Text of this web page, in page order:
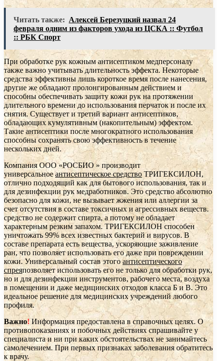
Читать также: Алексей Березуцкий назвал 24
февраля одним из факторов ухода из ЦСКА :: Футбол
:: РБК Спорт
При обработке рук кожным антисептиком медперсоналу
также важно учитывать длительность эффекта. Некоторые
средства эффективны лишь короткое время после нанесения,
другие же обладают пролонгированным действием и
способны обеспечивать защиту кожи рук на протяжении
длительного времени до использования перчаток и после их
снятия. Существует и третий вариант антисептиков,
обладающих кумулятивным (накопительным) эффектом.
Такие антисептики после многократного использования
способны сохранять свою эффективность в течение
нескольких дней.
Компания ООО «РОСБИО » производит
универсальноеантисептическое средствоТРИГЕКСИЛОН,
отлично подходящий как для бытового использования, так и
для дезинфекции рук медработников. Это средство абсолютно
безопасно для кожи, не вызывает жжения или аллергии за
счет отсутствия в составе токсичных и агрессивных веществ.
средство не содержит спирта, а потому не обладает
характерным резким запахом. ТРИГЕКСИЛОН способен
уничтожать 99% всех известных бактерий и вирусов. В
составе препарата есть вещества, ускоряющие заживление
ран, что позволяет использовать его даже при повреждении
кожи. Универсальный состав этогоантисептического
спреяпозволяет использовать его не только для обработки рук,
но и для дезинфекции инструментов, рабочего места, воздуха
в помещении и даже медицинских отходов класса Б и В. Это
идеальное решение для медицинских учреждений любого
профиля.
Важно!Информация предоставлена в справочных целях. О
противопоказаниях и побочных действиях спрашивайте у
специалиста и ни при каких обстоятельствах не занимайтесь
самолечением. При первых признаках заболевания обратитесь
к врачу.